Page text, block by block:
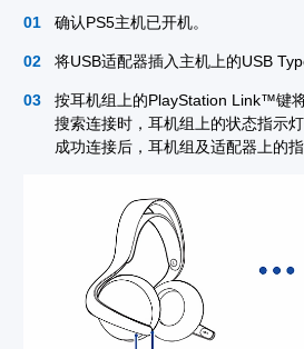
确认PS5主机已开机。
将USB适配器插入主机上的USB
按耳机组上的PlayStation Link™键将
搜索连接时，耳机组上的状态指示
成功连接后，耳机组及适配器上的